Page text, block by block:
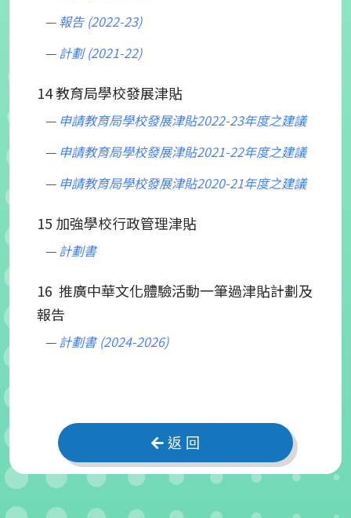
報告 (2022-23)
計劃 (2021-22)
14 教育局學校發展津貼
申請教育局學校發展津貼2022-23年度之建議
申請教育局學校發展津貼2021-22年度之建議
申請教育局學校發展津貼2020-21年度之建議
15 加強學校行政管理津貼
計劃書
16 推廣中華文化體驗活動一筆過津貼計劃及
報告
計劃書 (2024-2026)
返 回